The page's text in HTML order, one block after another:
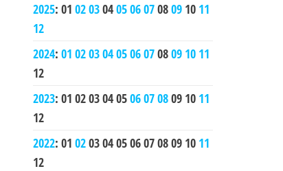
2025: 01 0203040506070809 10 11
12
2024: 01 0203040506070809 10 11
12
2023: 01 0203040506070809 10 11
12
2022: 01 0203040506070809 10 11
12